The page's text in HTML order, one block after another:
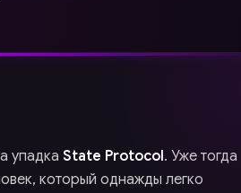
упадка State Protocol. Уже тогда
который однажды легко